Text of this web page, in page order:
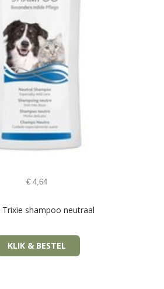
€ 4,64
Trixie shampoo neutraal
KLIK & BESTEL